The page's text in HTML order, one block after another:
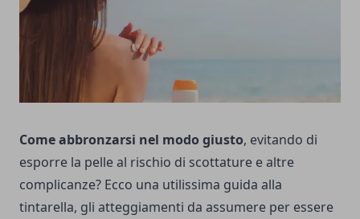
Come abbronzarsi nel modo giusto, evitando di
esporre la pelle al rischio di scottature e altre
complicanze? Ecco una utilissima guida alla
tintarella, gli atteggiamenti da assumere per essere